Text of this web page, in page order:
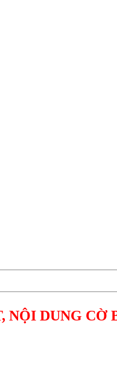
NỘI DUNG